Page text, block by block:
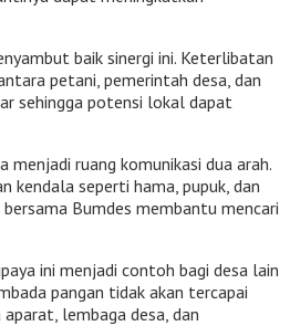
baik sinergi ini. Keterlibatan
petani, pemerintah desa, dan
sehingga potensi lokal dapat
menjadi ruang komunikasi dua arah.
kendala seperti hama, pupuk, dan
Bumdes membantu mencari
ini menjadi contoh bagi desa lain
pangan tidak akan tercapai
lembaga desa, dan